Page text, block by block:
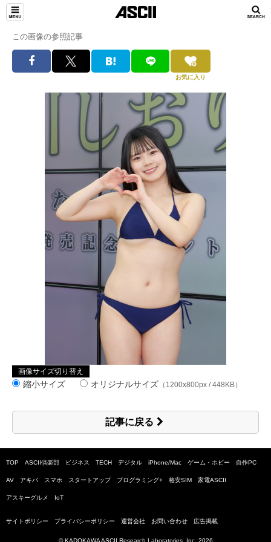
この画像の参照記事
お気に入り
画像サイズ切り替え
縮小サイズ オリジナルサイズ （1200x800px / 448KB）
記事に戻る
TOP ASCII倶楽部 ビジネス TECH デジタル iPhone/Mac ゲーム・ホビー 自作PC
AV アキバ スマホ スタートアップ プログラミング+ 格安SIM 家電ASCII
アスキーグルメ IoT
サイトポリシー プライバシーポリシー 運営会社 お問い合わせ 広告掲載
© KADOKAWA ASCII Research Laboratories, Inc. 2026